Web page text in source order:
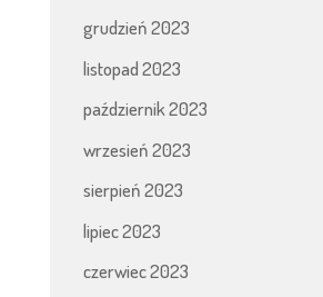
grudzień 2023
listopad 2023
październik 2023
wrzesień 2023
sierpień 2023
lipiec 2023
czerwiec 2023